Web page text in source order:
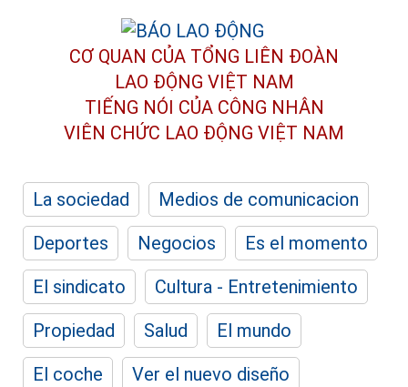
CƠ QUAN CỦA TỔNG LIÊN ĐOÀN
LAO ĐỘNG VIỆT NAM
TIẾNG NÓI CỦA CÔNG NHÂN
VIÊN CHỨC LAO ĐỘNG VIỆT NAM
La sociedad
Medios de comunicacion
Deportes
Negocios
Es el momento
El sindicato
Cultura - Entretenimiento
Propiedad
Salud
El mundo
El coche
Ver el nuevo diseño